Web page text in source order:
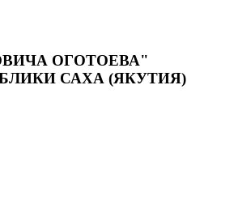
ОГОТОЕВА"
САХА (ЯКУТИЯ)